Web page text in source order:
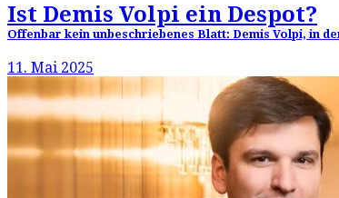
Ist Demis Volpi ein Despot?
Offenbar kein unbeschriebenes Blatt: Demis Volpi, in
11. Mai 2025